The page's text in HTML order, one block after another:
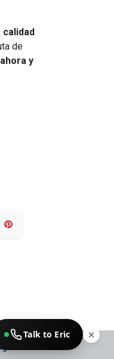
de
y
abierto
Talk to Eric ✕